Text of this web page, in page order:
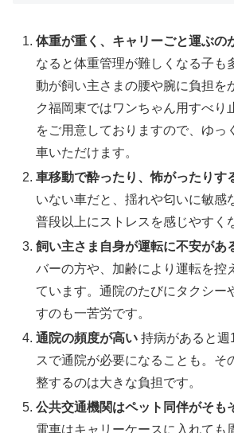
体重が重く、キャリーごと運ぶの
なると体重管理が難しくなる子も
動が飼い主さまの腰や腕に負担を
ク福岡東ではワンちゃん用すべり
をご用意しておりますので、ゆっ
車いただけます。
車移動で酔ったり、怖がったりす
いない車だと、揺れや匂いに敏感
普段以上にストレスを感じやすく
飼い主さま自身が運転に不安があ
バーの方や、加齢により運転を控
ています。通院のたびにタクシー
すのも一苦労です。
通院の頻度が高い 持病があると週
スで通院が必要になることも。そ
整するのは大きな負担です。
公共交通機関はペット同伴がそも
電車はキャリーケースに入れても